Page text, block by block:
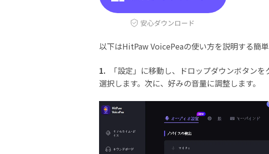
以下はHitPaw VoicePeaの使い方を説明する簡単
1.
「設定」に移動し、ドロップダウンボタン
選択します。次に、好みの音量に調整します。